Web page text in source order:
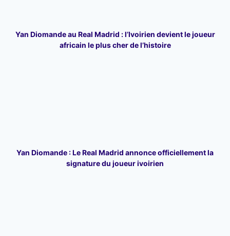
Yan Diomande au Real Madrid : l’Ivoirien devient le joueur
africain le plus cher de l’histoire
Yan Diomande : Le Real Madrid annonce officiellement la
signature du joueur ivoirien